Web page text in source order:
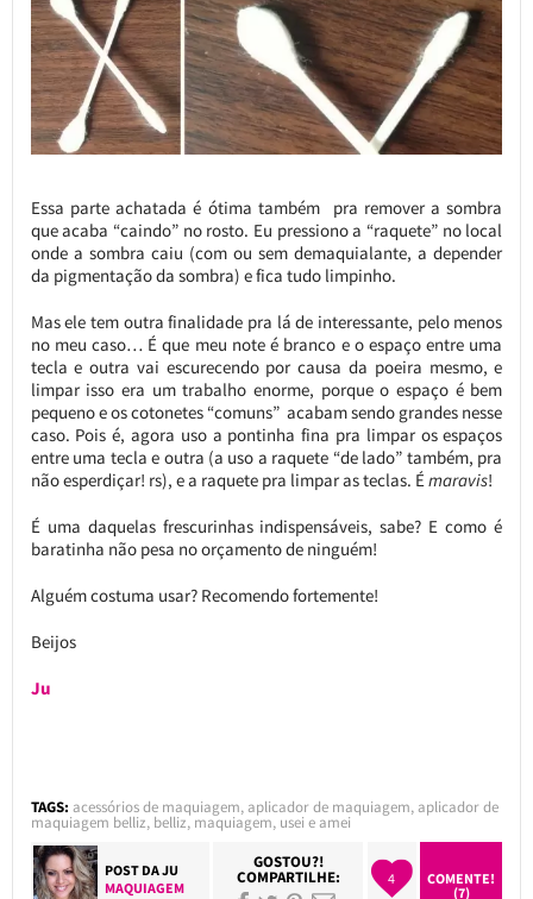
Essa parte achatada é ótima também pra remover a sombra
que acaba “caindo” no rosto. Eu pressiono a “raquete” no local
onde a sombra caiu (com ou sem demaquialante, a depender
da pigmentação da sombra) e fica tudo limpinho.
Mas ele tem outra finalidade pra lá de interessante, pelo menos
no meu caso… É que meu note é branco e o espaço entre uma
tecla e outra vai escurecendo por causa da poeira mesmo, e
limpar isso era um trabalho enorme, porque o espaço é bem
pequeno e os cotonetes “comuns” acabam sendo grandes nesse
caso. Pois é, agora uso a pontinha fina pra limpar os espaços
entre uma tecla e outra (a uso a raquete “de lado” também, pra
não esperdiçar! rs), e a raquete pra limpar as teclas. É maravis!
É uma daquelas frescurinhas indispensáveis, sabe? E como é
baratinha não pesa no orçamento de ninguém!
Alguém costuma usar? Recomendo fortemente!
Beijos
Ju
TAGS: acessórios de maquiagem,aplicador de maquiagem,aplicador de
maquiagem belliz, belliz, maquiagem, usei e amei
POST DAJU
MAQUIAGEM
GOSTOU?!
COMPARTILHE: 4
COMENTE!
(7)